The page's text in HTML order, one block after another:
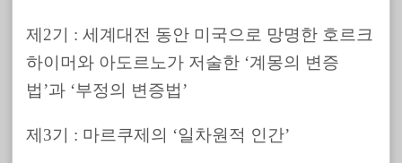
제2기 : 세계대전 동안 미국으로 망명한 호르크
하이머와 아도르노가 저술한 ‘계몽의 변증
법’과 ‘부정의 변증법’
제3기 : 마르쿠제의 ‘일차원적 인간’